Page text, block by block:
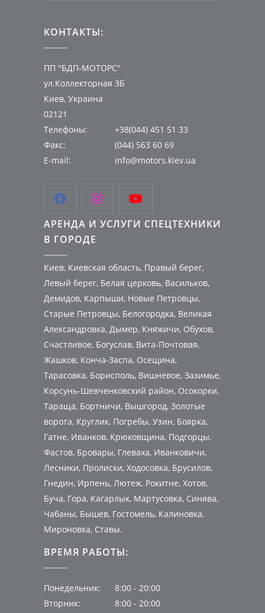
КОНТАКТЫ:
ПП "БДП-МОТОРС"
ул.Коллекторная 3Б
Киев, Украина
02121
Телефоны:
+38(044) 451 51 33
Факс:
(044) 563 60 69
E-mail:
info@motors.kiev.ua
  
АРЕНДА И УСЛУГИ СПЕЦТЕХНИКИ
В ГОРОДЕ
Киев, Киевская область, Правый берег,
Левый берег, Белая церковь, Васильков,
Демидов, Карпыши, Новые Петровцы,
Старые Петровцы, Белогородка, Великая
Александровка, Дымер, Княжичи, Обухов,
Счастливое, Богуслав, Вита-Почтовая,
Жашков, Конча-Заспа, Осещина,
Тарасовка, Борисполь, Вишневое, Зазимье,
Корсунь-Шевченковский район, Осокорки,
Тараща, Бортничи, Вышгород, Золотые
ворота, Круглик, Погребы, Узин, Боярка,
Гатне, Иванков, Крюковщина, Подгорцы,
Фастов, Бровары, Глеваха, Иванковичи,
Лесники, Пролиски, Ходосовка, Брусилов,
Гнедин, Ирпень, Лютеж, Рокитне, Хотов,
Буча, Гора, Кагарлык, Мартусовка, Синява,
Чабаны, Бышев, Гостомель, Калиновка,
Мироновка, Ставы.
ВРЕМЯ РАБОТЫ:
Понедельник:
8:00 - 20:00
Вторник:
8:00 - 20:00